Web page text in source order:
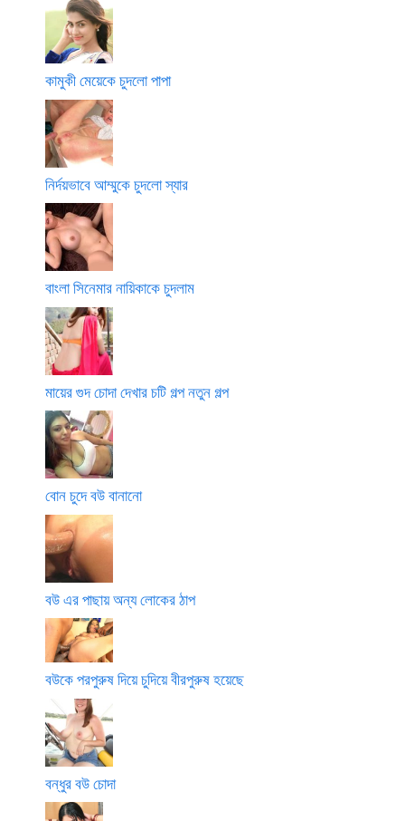
কামুকী মেয়েকে চুদলো পাপা
নির্দয়ভাবে আম্মুকে চুদলো স্যার
বাংলা সিনেমার নায়িকাকে চুদলাম
মায়ের গুদ চোদা দেখার চটি গল্প নতুন গল্প
বোন চুদে বউ বানানো
বউ এর পাছায় অন্য লোকের ঠাপ
বউকে পরপুরুষ দিয়ে চুদিয়ে বীরপুরুষ হয়েছে
বন্ধুর বউ চোদা